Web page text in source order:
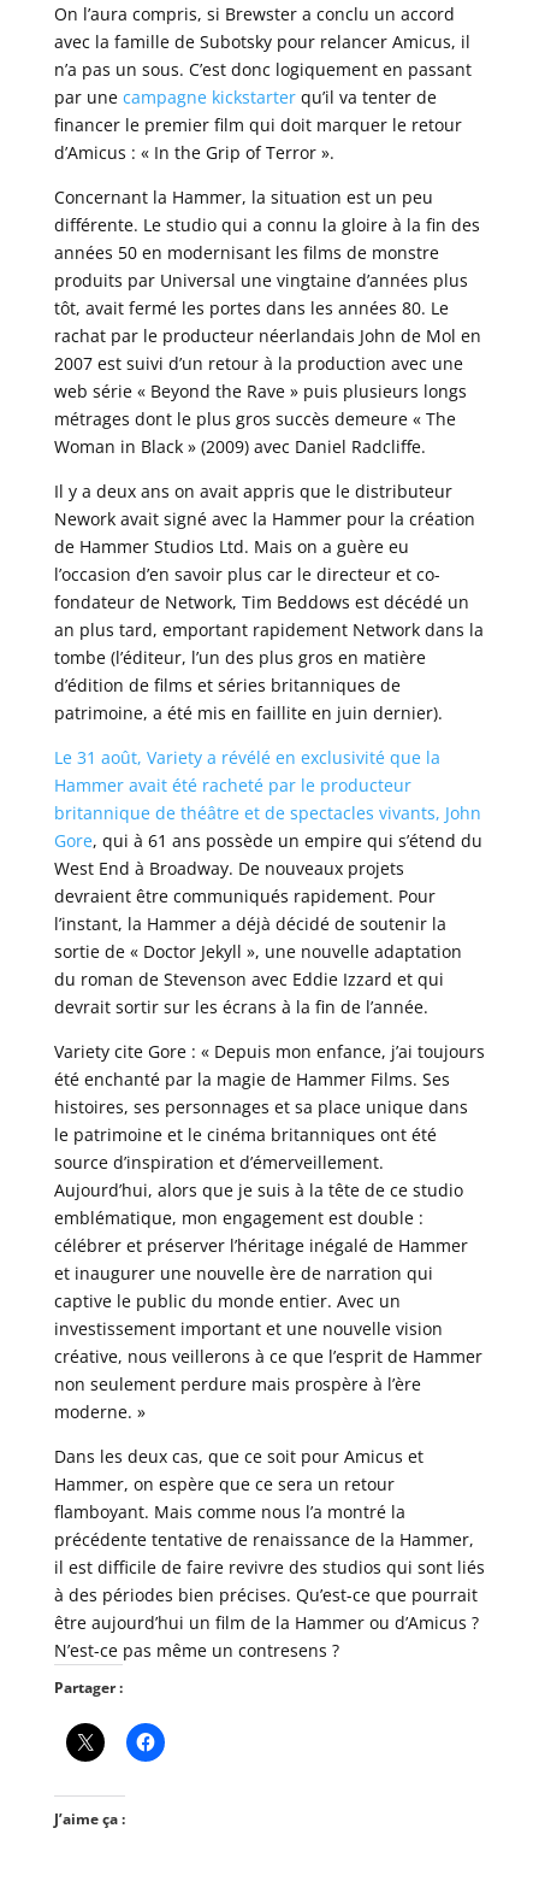
On l’aura compris, si Brewster a conclu un accord
avec la famille de Subotsky pour relancer Amicus, il
n’a pas un sous. C’est donc logiquement en passant
par une campagne kickstarterqu’il va tenter de
financer le premier film qui doit marquer le retour
d’Amicus : « In the Grip of Terror ».
Concernant la Hammer, la situation est un peu
différente. Le studio qui a connu la gloire à la fin des
années 50 en modernisant les films de monstre
produits par Universal une vingtaine d’années plus
tôt, avait fermé les portes dans les années 80. Le
rachat par le producteur néerlandais John de Mol en
2007 est suivi d’un retour à la production avec une
web série « Beyond the Rave » puis plusieurs longs
métrages dont le plus gros succès demeure « The
Woman in Black » (2009) avec Daniel Radcliffe.
Il y a deux ans on avait appris que le distributeur
Nework avait signé avec la Hammer pour la création
de Hammer Studios Ltd. Mais on a guère eu
l’occasion d’en savoir plus car le directeur et co-
fondateur de Network, Tim Beddows est décédé un
an plus tard, emportant rapidement Network dans la
tombe (l’éditeur, l’un des plus gros en matière
d’édition de films et séries britanniques de
patrimoine, a été mis en faillite en juin dernier).
Le 31 août, Variety a révélé en exclusivité que la
Hammer avait été racheté par le producteur
britannique de théâtre et de spectacles vivants, John
Gore, qui à 61 ans possède un empire qui s’étend du
West End à Broadway. De nouveaux projets
devraient être communiqués rapidement. Pour
l’instant, la Hammer a déjà décidé de soutenir la
sortie de « Doctor Jekyll », une nouvelle adaptation
du roman de Stevenson avec Eddie Izzard et qui
devrait sortir sur les écrans à la fin de l’année.
Variety cite Gore : « Depuis mon enfance, j’ai toujours
été enchanté par la magie de Hammer Films. Ses
histoires, ses personnages et sa place unique dans
le patrimoine et le cinéma britanniques ont été
source d’inspiration et d’émerveillement.
Aujourd’hui, alors que je suis à la tête de ce studio
emblématique, mon engagement est double :
célébrer et préserver l’héritage inégalé de Hammer
et inaugurer une nouvelle ère de narration qui
captive le public du monde entier. Avec un
investissement important et une nouvelle vision
créative, nous veillerons à ce que l’esprit de Hammer
non seulement perdure mais prospère à l’ère
moderne. »
Dans les deux cas, que ce soit pour Amicus et
Hammer, on espère que ce sera un retour
flamboyant. Mais comme nous l’a montré la
précédente tentative de renaissance de la Hammer,
il est difficile de faire revivre des studios qui sont liés
à des périodes bien précises. Qu’est-ce que pourrait
être aujourd’hui un film de la Hammer ou d’Amicus ?
N’est-ce pas même un contresens ?
Partager :
J’aime ça :